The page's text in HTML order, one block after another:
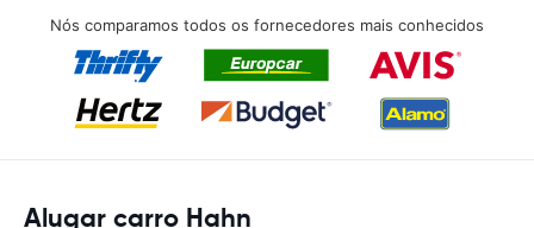
Nós comparamos todos os fornecedores mais conhecidos
Alugar carro Hahn